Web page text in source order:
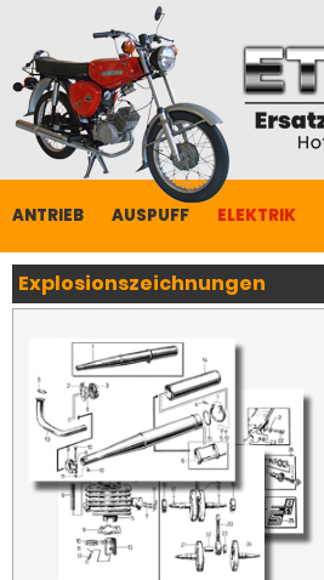
ANTRIEB AUSPUFF ELEKTRIK
Explosionszeichnungen